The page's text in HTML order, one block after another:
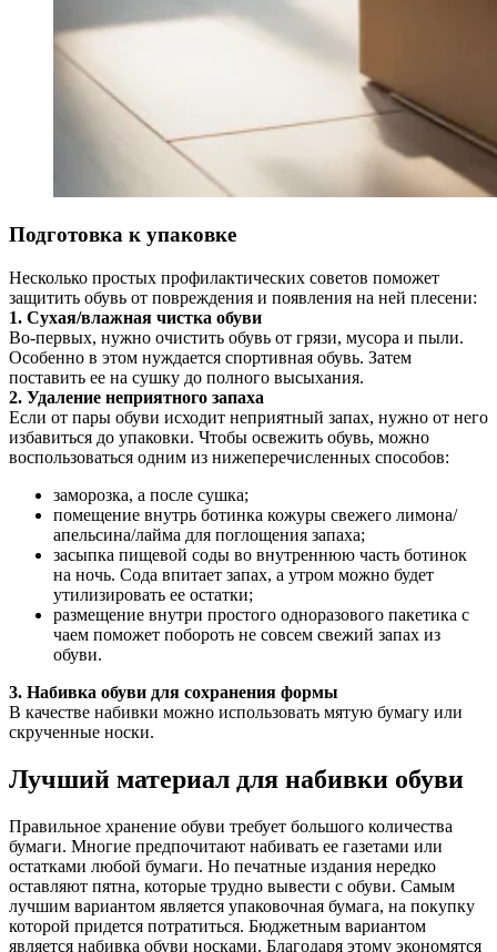
Подготовка к упаковке
Несколько простых профилактических советов поможет
защитить обувь от повреждения и появления на ней плесени:
1. Сухая/влажная чистка обуви
Во-первых, нужно очистить обувь от грязи, мусора и пыли.
Особенно в этом нуждается спортивная обувь. Затем
поставить ее на сушку до полного высыхания.
2. Удаление неприятного запаха
Если от пары обуви исходит неприятный запах, нужно от него
избавиться до упаковки. Чтобы освежить обувь, можно
воспользоваться одним из нижеперечисленных способов:
заморозка, а после сушка;
помещение внутрь ботинка кожуры свежего лимона/
апельсина/лайма для поглощения запаха;
засыпка пищевой соды во внутреннюю часть ботинок
на ночь. Сода впитает запах, а утром можно будет
утилизировать ее остатки;
размещение внутри простого одноразового пакетика с
чаем поможет побороть не совсем свежий запах из
обуви.
3. Набивка обуви для сохранения формы
В качестве набивки можно использовать мятую бумагу или
скрученные носки.
Лучший материал для набивки обуви
Правильное хранение обуви требует большого количества
бумаги. Многие предпочитают набивать ее газетами или
остатками любой бумаги. Но печатные издания нередко
оставляют пятна, которые трудно вывести с обуви. Самым
лучшим вариантом является упаковочная бумага, на покупку
которой придется потратиться. Бюджетным вариантом
является набивка обуви носками. Благодаря этому экономятся